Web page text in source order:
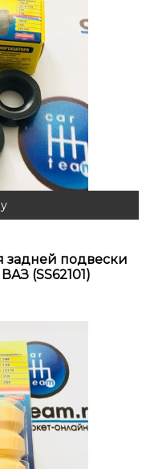
задней подвески
(SS62101)